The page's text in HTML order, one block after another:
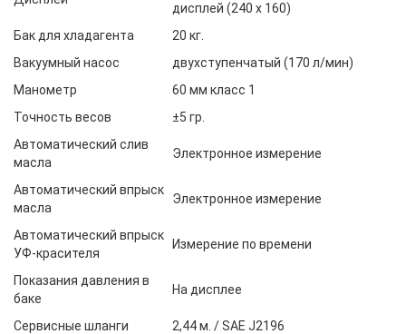
дисплей (240 х 160)
Бак для хладагента
20 кг.
Вакуумный насос
двухступенчатый (170 л/мин)
Манометр
60 мм класс 1
Точность весов
±5 гр.
Автоматический слив
масла
Электронное измерение
Автоматический впрыск
масла
Электронное измерение
Автоматический впрыск
УФ-красителя
Измерение по времени
Показания давления в
баке
На дисплее
Сервисные шланги
2,44 м. / SAE J2196